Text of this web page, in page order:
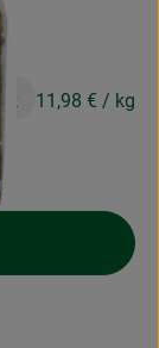
11,98 € / kg